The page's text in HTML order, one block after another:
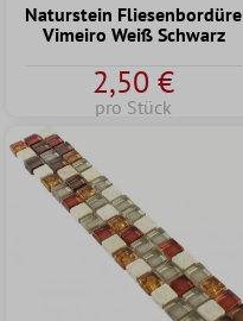
Naturstein Fliesenbordüre
Vimeiro Weiß Schwarz
2,50 €
pro Stück